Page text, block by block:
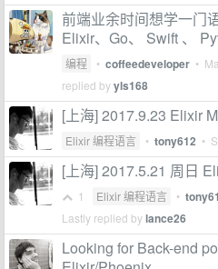
前端业余时间想学一门
Elixir、Go、 Swift 、
编程 • coffeedeveloper •
replied byyls168
[上海] 2017.9.23 Elixir
Elixir 编程语言 • tony612 •
[上海] 2017.5.21 周日
1 Elixir 编程语言 •
Lastly replied bylance26
Looking for Back-end